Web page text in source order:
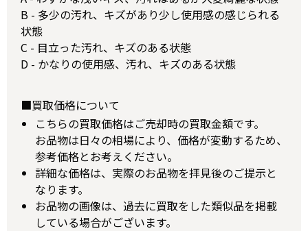
B - 多少の汚れ、キズがあり少し使用感の感じられる
状態
C - 目立った汚れ、キズのある状態
D - かなりの使用感、汚れ、キズのある状態
■買取価格について
こちらの買取価格はご売却時の買取金額です。
お品物は日々の相場により、価格が変動するため、
参考価格とお考えください。
詳細な価格は、実際のお品物を拝見後のご提示と
なります。
お品物の画像は、過去に買取をした類似品を掲載
している場合がございます。